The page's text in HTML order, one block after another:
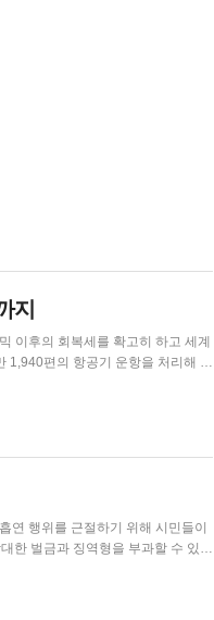
지
이후의 회복세를 확고히 하고 세계
한 벌금과 징역형을 부과할 수 있는